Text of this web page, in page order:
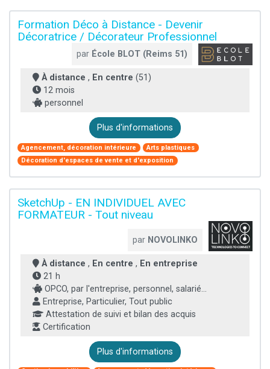
Formation Déco à Distance - Devenir
Décoratrice / Décorateur Professionnel
par École BLOT (Reims 51)
À distance , En centre (51)
12 mois
personnel
Plus d'informations
Agencement, décoration intérieure
Arts plastiques
Décoration d'espaces de vente et d'exposition
SketchUp - EN INDIVIDUEL AVEC
FORMATEUR - Tout niveau
par NOVOLINKO
À distance , En centre , En entreprise
21 h
OPCO, par l'entreprise, personnel, salarié...
Entreprise, Particulier, Tout public
Attestation de suivi et bilan des acquis
Certification
Plus d'informations